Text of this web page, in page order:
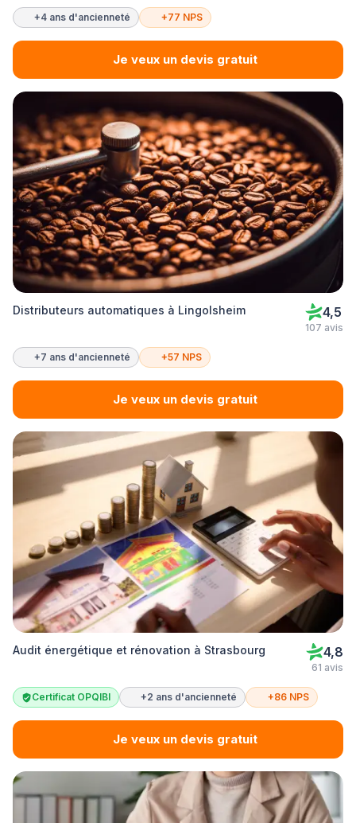
+4 ans d'ancienneté +77 NPS
Je veux un devis gratuit
Distributeurs automatiques à Lingolsheim 4,5
107 avis
+7 ans d'ancienneté +57 NPS
Je veux un devis gratuit
Audit énergétique et rénovation à Strasbourg 4,8
61 avis
Certificat OPQIBI +2 ans d'ancienneté +86 NPS
Je veux un devis gratuit